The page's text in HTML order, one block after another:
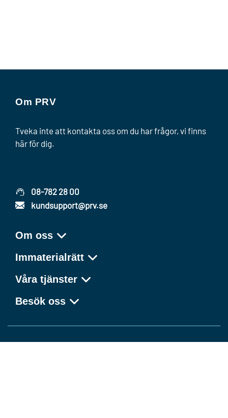
Om PRV
Tveka inte att kontakta oss om du har frågor, vi finns
här för dig.
08-782 28 00
kundsupport@prv.se
Om oss
Immaterialrätt
Våra tjänster
Besök oss